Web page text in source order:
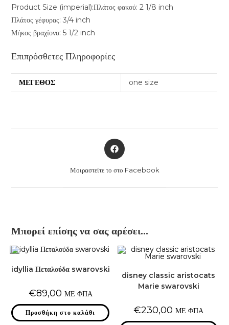
Product Size (imperial):Πλάτος φακού: 2 1/8 inch
Πλάτος γέφυρας: 3/4 inch
Μήκος βραχίονα: 5 1/2 inch
Επιπρόσθετες Πληροφορίες
ΜΈΓΕΘΟΣ one size
Opens
in
new
Μοιραστείτε το στο Facebook
Μπορεί επίσης να σας αρέσει…
idyllia Πεταλούδα swarovski
€89,00 ΜΕ ΦΠΑ
Προσθήκη στο καλάθι
disney classic aristocats
Marie swarovski
€230,00 ΜΕ ΦΠΑ